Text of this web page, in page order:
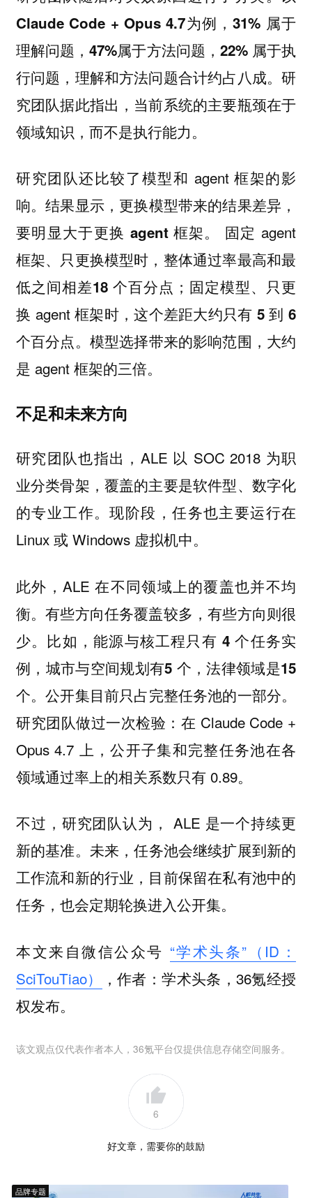
Claude Code + Opus 4.7为例，31% 属于
理解问题，47%属于方法问题， 22%属于执
行问题，理解和方法问题合计约占八成。研
究团队据此指出，当前系统的主要瓶颈在于
领域知识 ，而不是执行能力。
研究团队还比较了模型和 agent 框架的影
响。结果显示， 更换模型带来的结果差异，
要明显大于更换 agent 框架。
固定 agent
框架、只更换模型时，整体通过率最高和最
低之间相差18 个百分点 ；固定模型、只更
换 agent 框架时，这个差距大约只有5 到 6
个百分点。模型选择带来的影响范围，大约
是 agent 框架的三倍。
不足和未来方向
研究团队也指出，ALE 以 SOC 2018 为职
业分类骨架，覆盖的主要是软件型、数字化
的专业工作。现阶段，任务也主要运行在
Linux 或 Windows 虚拟机中。
此外，ALE 在不同领域上的覆盖也并不均
衡。有些方向任务覆盖较多，有些方向则很
少。比如，能源与核工程只有4 个任务实
例，城市与空间规划有5 个 ，法律领域是15
个。公开集目前只占完整任务池的一部分。
研究团队做过一次检验：在 Claude Code +
Opus 4.7 上，公开子集和完整任务池在各
领域通过率上的相关系数只有 0.89。
不过，研究团队认为， ALE 是一个持续更
新的基准。未来，任务池会继续扩展到新的
工作流和新的行业，目前保留在私有池中的
任务，也会定期轮换进入公开集。
本文来自微信公众号 “学术头条”（ID：
SciTouTiao）
，作者：学术头条，36氪经授
权发布。
该文观点仅代表作者本人，36氪平台仅提供信息存储空间服务。
6
好文章，需要你的鼓励
品牌专题